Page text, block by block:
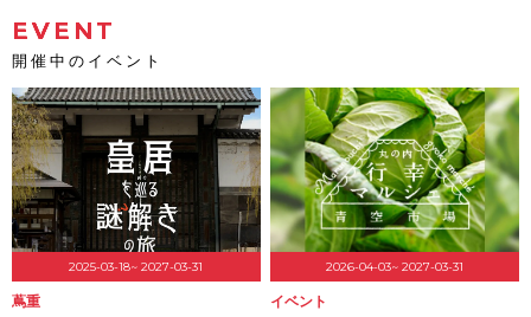
EVENT
開催中のイベント
2025-03-18~ 2027-03-31
蔦重
2026-04-03~ 2027-03-31
イベント